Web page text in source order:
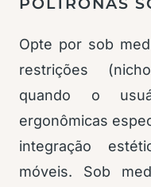
Opte por sob
restrições
quando o
ergonômicas
integração
móveis. Sob